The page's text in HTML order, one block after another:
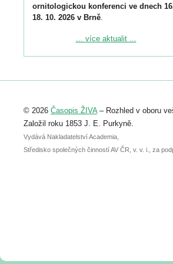
ornitologickou konferenci ve dnech
18. 10. 2026 v Brně.
Podrobnější informace ke konferenci
Registrovat se můžete do 6. září.
abstraktu přihlášené přednášky nebo
posteru je už 30. června.
... více aktualit ...
© 2026 Časopis ŽIVA– Rozhled v oboru
Založil roku 1853 J. E. Purkyně.
Vydává Nakladatelství Academia,
Středisko společných činností AV ČR, v. v. i., za